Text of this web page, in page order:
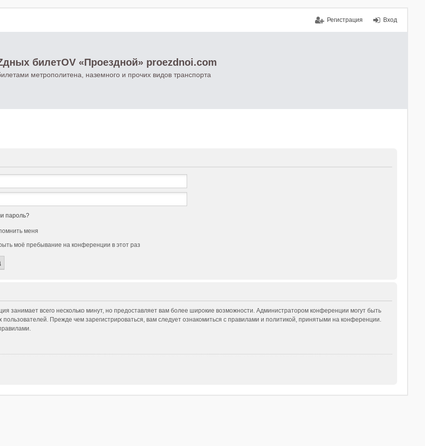
Вход
Регистрация
билетOV «Проездной» proezdnoi.com
метрополитена, наземного и прочих видов транспорта
пароль?
меня
моё пребывание на конференции в этот раз
занимает всего несколько минут, но предоставляет вам более широкие возможности. Администратором конференции могут быть
Прежде чем зарегистрироваться, вам следует ознакомиться с правилами и политикой, принятыми на конференции.